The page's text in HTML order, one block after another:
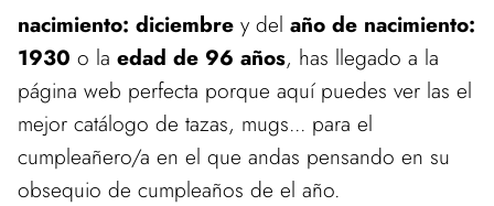
nacimiento: diciembre y del año de nacimiento:
1930 o la edad de 96 años, has llegado a la
página web perfecta porque aquí puedes ver las el
mejor catálogo de tazas, mugs... para el
cumpleañero/a en el que andas pensando en su
obsequio de cumpleaños de el año.